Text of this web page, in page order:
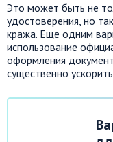
Это может быть не
удостоверения, но
кража. Еще одним
использование
оформления
существенно